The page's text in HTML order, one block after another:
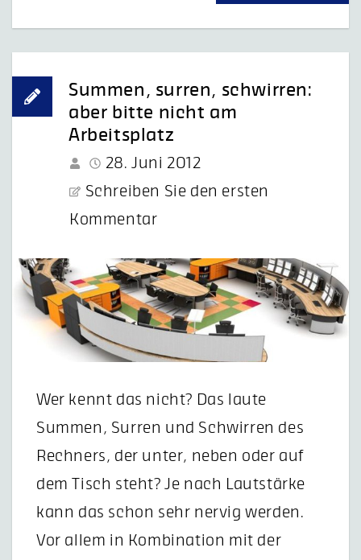
Summen, surren, schwirren:
aber bitte nicht am
Arbeitsplatz
28. Juni 2012
Schreiben Sie den ersten
Kommentar
Wer kennt das nicht? Das laute
Summen, Surren und Schwirren des
Rechners, der unter, neben oder auf
dem Tisch steht? Je nach Lautstärke
kann das schon sehr nervig werden.
Vor allem in Kombination mit der